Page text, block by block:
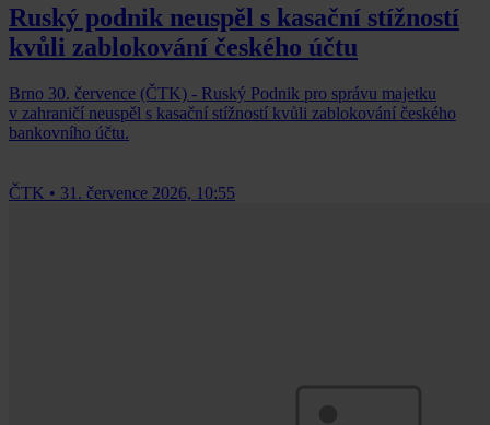
Ruský podnik neuspěl s kasační stížností
kvůli zablokování českého účtu
Brno 30. července (ČTK) - Ruský Podnik pro správu majetku
v zahraničí neuspěl s kasační stížností kvůli zablokování českého
bankovního účtu.
ČTK • 31. července 2026, 10:55